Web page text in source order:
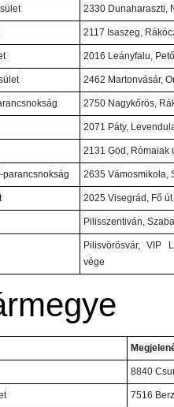
2330 Dunaharaszti,
2117 Isaszeg,
2016 Leányfalu,
2462 Martonvásár,
2750 Nagykőrös,
2071 Páty,
2131 Göd, Rómaiak
parancsnokság 2635 Vámosmikola,
2025 Visegrád, Fő
Pilisszentiván,
Pilisvörösvár, VIP
vége
8840
7516